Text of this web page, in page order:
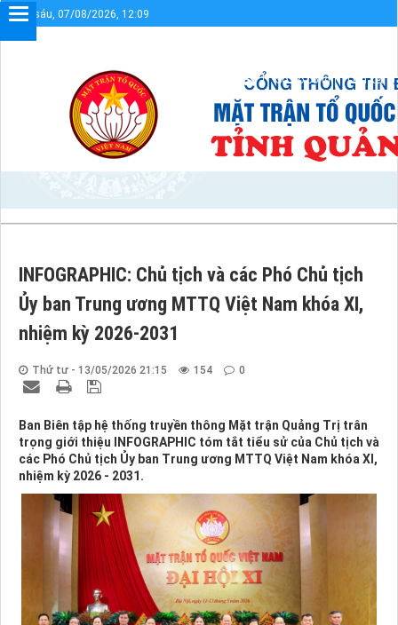
Thứ sáu, 07/08/2026, 12:09
Sơ đồ cổng Liên kết
INFOGRAPHIC: Chủ tịch và các Phó Chủ tịch
Ủy ban Trung ương MTTQ Việt Nam khóa XI,
nhiệm kỳ 2026-2031
Thứ tư - 13/05/2026 21:15 154 0
Ban Biên tập hệ thống truyền thông Mặt trận Quảng Trị trân
trọng giới thiệu INFOGRAPHIC tóm tắt tiểu sử của Chủ tịch và
các Phó Chủ tịch Ủy ban Trung ương MTTQ Việt Nam khóa XI,
nhiệm kỳ 2026 - 2031.